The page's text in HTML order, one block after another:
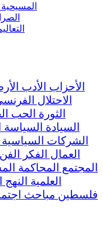
الأحزاب
الأدب
الاحتلال
الثورة
الحب
السيادة
السياسة
الشركات السياسية
العمال
الفكر الفن
المجتمع
المحاكمة
العلمية
النهج
فلسطين مباحث